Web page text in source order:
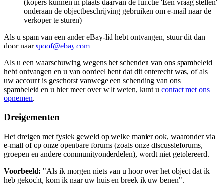
(kopers kunnen in plaats daarvan de functie 'Een vraag stellen'
onderaan de objectbeschrijving gebruiken om e-mail naar de
verkoper te sturen)
Als u spam van een ander eBay-lid hebt ontvangen, stuur dit dan
door naarspoof@ebay.com.
Als u een waarschuwing wegens het schenden van ons spambeleid
hebt ontvangen en u van oordeel bent dat dit onterecht was, of als
uw account is geschorst vanwege een schending van ons
spambeleid en u hier meer over wilt weten, kunt u contact met ons
opnemen.
Dreigementen
Het dreigen met fysiek geweld op welke manier ook, waaronder via
e-mail of op onze openbare forums (zoals onze discussieforums,
groepen en andere communityonderdelen), wordt niet getolereerd.
Voorbeeld: "Als ik morgen niets van u hoor over het object dat ik
heb gekocht, kom ik naar uw huis en breek ik uw benen".